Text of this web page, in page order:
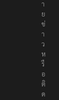
ห
ม
า
ย
ข่
า
ว
ห
รื
อ